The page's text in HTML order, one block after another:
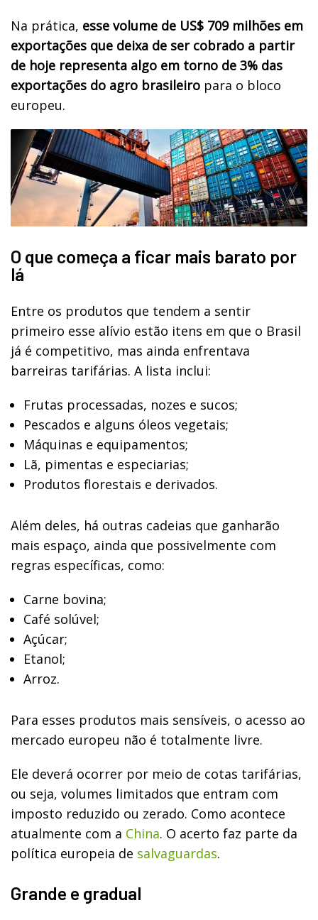
Na prática, esse volume de US$ 709 milhões em
exportações que deixa de ser cobrado a partir
de hoje representa algo em torno de 3% das
exportações do agro brasileiro para o bloco
europeu.
O que começa a ficar mais barato por
lá
Entre os produtos que tendem a sentir
primeiro esse alívio estão itens em que o Brasil
já é competitivo, mas ainda enfrentava
barreiras tarifárias. A lista inclui:
Frutas processadas, nozes e sucos;
Pescados e alguns óleos vegetais;
Máquinas e equipamentos;
Lã, pimentas e especiarias;
Produtos florestais e derivados.
Além deles, há outras cadeias que ganharão
mais espaço, ainda que possivelmente com
regras específicas, como:
Carne bovina;
Café solúvel;
Açúcar;
Etanol;
Arroz.
Para esses produtos mais sensíveis, o acesso ao
mercado europeu não é totalmente livre.
Ele deverá ocorrer por meio de cotas tarifárias,
ou seja, volumes limitados que entram com
imposto reduzido ou zerado. Como acontece
atualmente com a China. O acerto faz parte da
política europeia de salvaguardas.
Grande e gradual